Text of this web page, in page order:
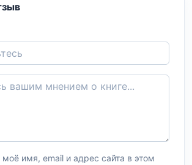
моё имя, email и адрес сайта в этом